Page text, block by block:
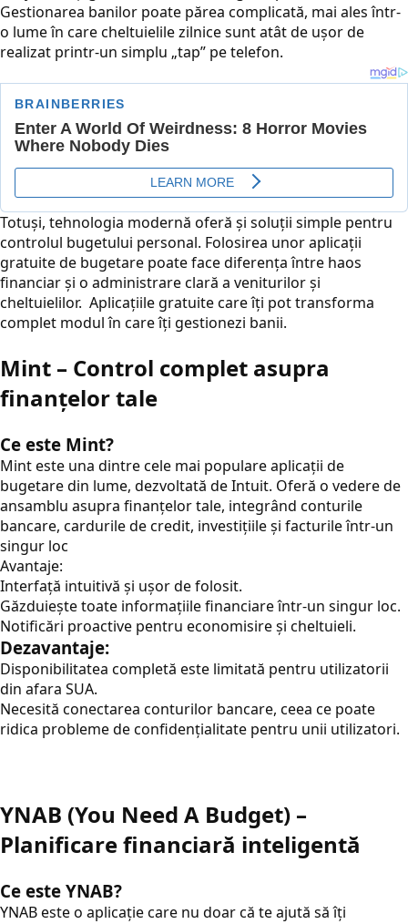
Gestionarea banilor poate părea complicată, mai ales într-
o lume în care cheltuielile zilnice sunt atât de ușor de
realizat printr-un simplu „tap” pe telefon.
Totuși, tehnologia modernă oferă și soluții simple pentru
controlul bugetului personal. Folosirea unor aplicații
gratuite de bugetare poate face diferența între haos
financiar și o administrare clară a veniturilor și
cheltuielilor. Aplicațiile gratuite care îți pot transforma
complet modul în care îți gestionezi banii.
Mint – Control complet asupra
finanțelor tale
Ce este Mint?
Mint este una dintre cele mai populare aplicații de
bugetare din lume, dezvoltată de Intuit. Oferă o vedere de
ansamblu asupra finanțelor tale, integrând conturile
bancare, cardurile de credit, investițiile și facturile într-un
singur loc
Avantaje:
Interfață intuitivă și ușor de folosit.
Găzduiește toate informațiile financiare într-un singur loc.
Notificări proactive pentru economisire și cheltuieli.
Dezavantaje:
Disponibilitatea completă este limitată pentru utilizatorii
din afara SUA.
Necesită conectarea conturilor bancare, ceea ce poate
ridica probleme de confidențialitate pentru unii utilizatori.
YNAB (You Need A Budget) –
Planificare financiară inteligentă
Ce este YNAB?
YNAB este o aplicație care nu doar că te ajută să îți